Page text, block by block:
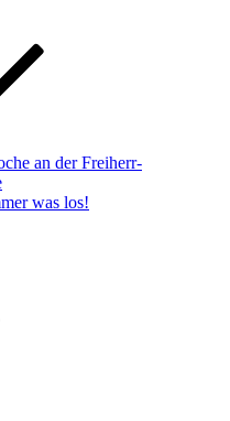
an der Freiherr-
was los!